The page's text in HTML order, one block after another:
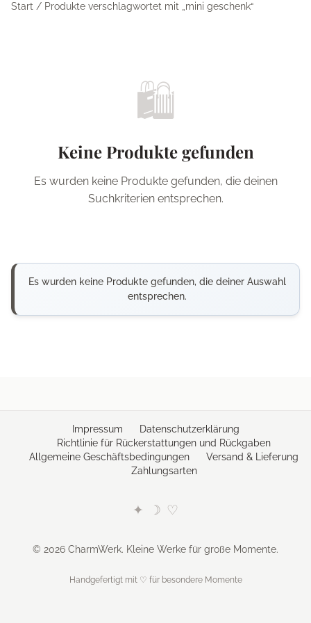
Start / Produkte verschlagwortet mit „mini geschenk“
🛍️
Keine Produkte gefunden
Es wurden keine Produkte gefunden, die deinen
Suchkriterien entsprechen.
Es wurden keine Produkte gefunden, die deiner Auswahl
entsprechen.
Impressum
Datenschutzerklärung
Richtlinie für Rückerstattungen und Rückgaben
Allgemeine Geschäftsbedingungen
Versand & Lieferung
Zahlungsarten
✦ ☽ ♡
© 2026 CharmWerk. Kleine Werke für große Momente.
Handgefertigt mit ♡ für besondere Momente